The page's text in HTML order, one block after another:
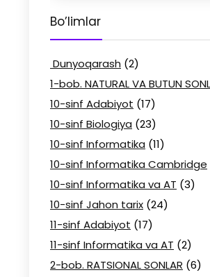
Bo’limlar
Dunyoqarash (2)
1-bob. NATURAL VA BUTUN
10-sinf Adabiyot (17)
10-sinf Biologiya (23)
10-sinf Informatika (11)
10-sinf Informatika Cambridge
10-sinf Informatika va AT (3)
10-sinf Jahon tarix (24)
11-sinf Adabiyot (17)
11-sinf Informatika va AT (2)
2-bob. RATSIONAL SONLAR (6)